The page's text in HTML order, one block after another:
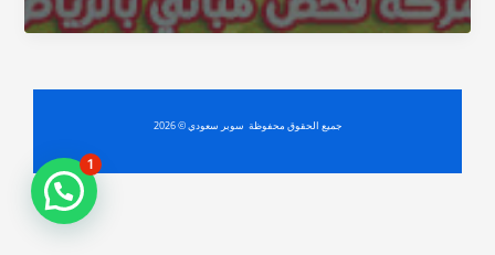
فحص
مباني
جميع الحقوق محفوظة سوبر سعودي © 2026
1